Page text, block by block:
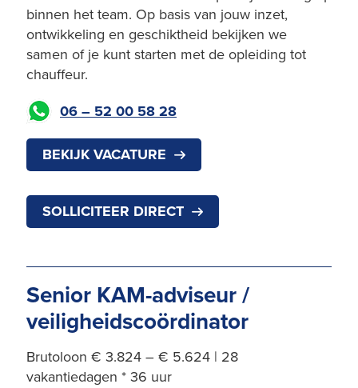
binnen het team. Op basis van jouw inzet,
ontwikkeling en geschiktheid bekijken we
samen of je kunt starten met de opleiding tot
chauffeur.
06 – 52 00 58 28
BEKIJK VACATURE
SOLLICITEER DIRECT
Senior KAM-adviseur /
veiligheidscoördinator
Brutoloon € 3.824 – € 5.624 | 28
vakantiedagen * 36 uur